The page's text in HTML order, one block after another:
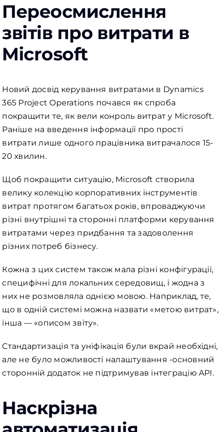
Переосмислення
звітів про витрати в
Microsoft
Новий досвід керування витратами в Dynamics
365 Project Operations почався як спроба
покращити те, як вели конроль витрат у Microsoft.
Раніше на введення інформації про прості
витрати лише одного працівника витрачалося 15-
20 хвилин.
Щоб покращити ситуацію, Microsoft створила
велику колекцію корпоративних інструментів
витрат протягом багатьох років, впроваджуючи
різні внутрішні та сторонні платформи керування
витратами через придбання та задоволення
різних потреб бізнесу.
Кожна з цих систем також мала різні конфігурації,
специфічні для локальних середовищ, і жодна з
них не розмовляла однією мовою. Наприклад, те,
що в одній системі можна назвати «метою витрат»,
інша — «описом звіту».
Стандартизація та уніфікація були вкрай необхідні,
але не було можливості налаштування -основний
сторонній додаток не підтримував інтеграцію API.
Наскрізна